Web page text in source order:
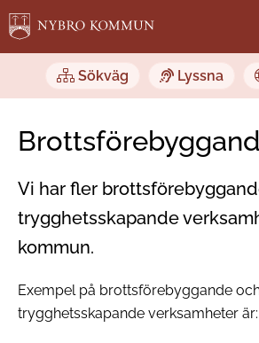
Sökväg Lyssna
Vi har fler
trygghetsskapande
kommun.
Exempel på brottsförebyggande
trygghetsskapande verksamheter är: